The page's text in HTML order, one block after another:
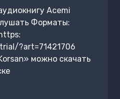
Acemi
Форматы:
?art=71421706
можно скачать